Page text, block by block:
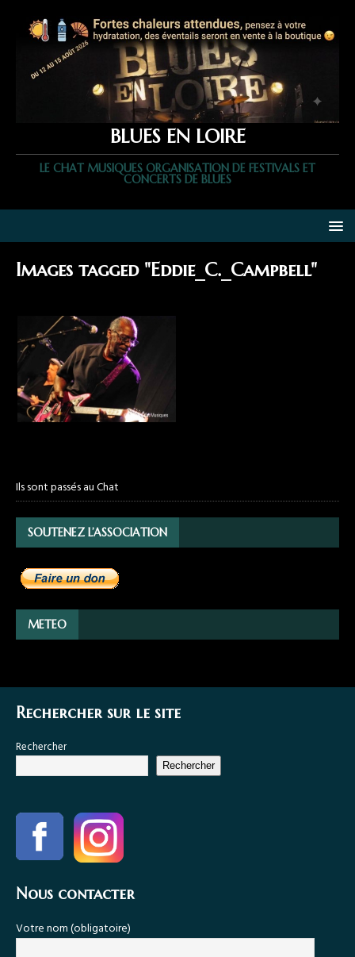
BLUES EN LOIRE
LE CHAT MUSIQUES ORGANISATION DE FESTIVALS ET
CONCERTS DE BLUES
Images tagged "Eddie_C._Campbell"
Ils sont passés au Chat
SOUTENEZ L’ASSOCIATION
METEO
Rechercher sur le site
Rechercher
Rechercher
Nous contacter
Votre nom (obligatoire)